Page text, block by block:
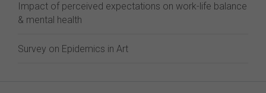
Impact of perceived expectations on work-life balance
& mental health
Survey on Epidemics in Art